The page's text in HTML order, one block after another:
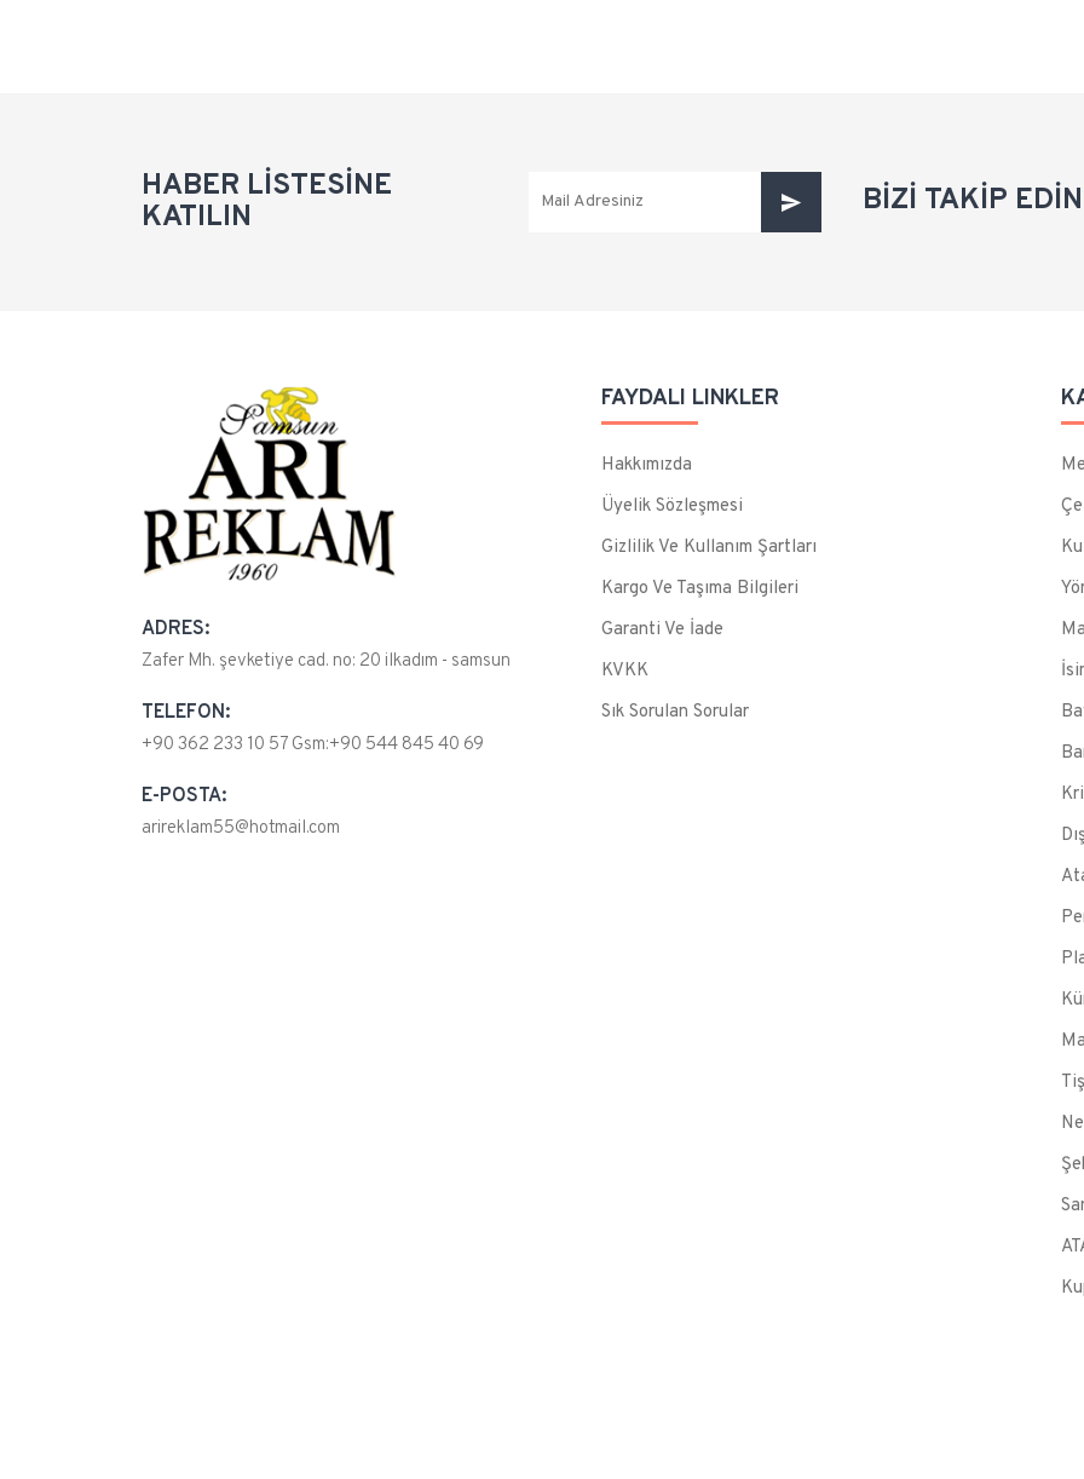
HABER LİSTESİNE
KATILIN
BİZİ TAKİP EDİN
ADRES:
Zafer Mh. şevketiye cad. no: 20 ilkadım - samsun
TELEFON:
+90 362 233 10 57 Gsm:+90 544 845 40 69
E-POSTA:
arireklam55@hotmail.com
FAYDALI LINKLER
Hakkımızda
Üyelik Sözleşmesi
Gizlilik Ve Kullanım Şartları
Kargo Ve Taşıma Bilgileri
Garanti Ve İade
KVKK
Sık Sorulan Sorular